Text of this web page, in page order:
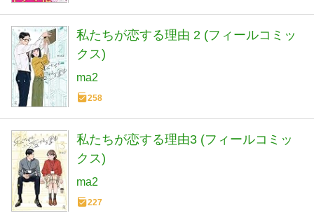
私たちが恋する理由 2 (フィールコミッ
クス)
ma2
258
私たちが恋する理由3 (フィールコミッ
クス)
ma2
227